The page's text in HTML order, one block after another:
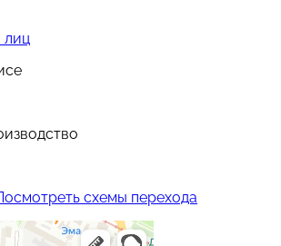
лиц
схемы перехода